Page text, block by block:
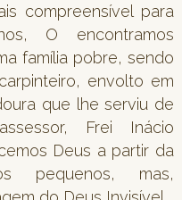
compreensível para
O encontramos
família pobre, sendo
envolto em
que lhe serviu de
Frei Inácio
Deus a partir da
pequenos, mas,